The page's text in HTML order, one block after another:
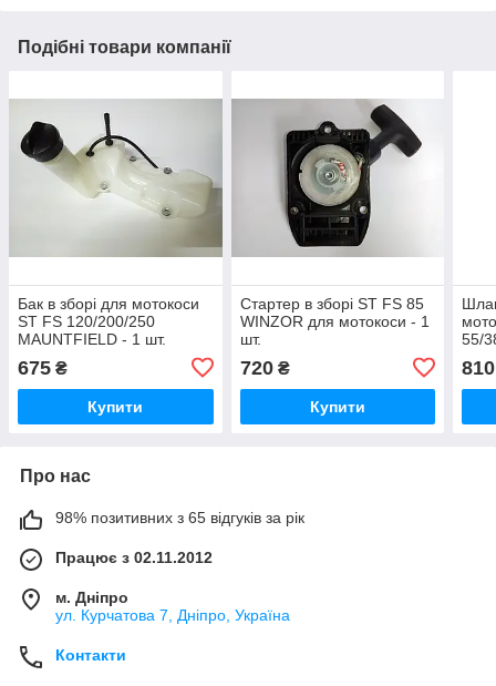
Подібні товари компанії
Бак в зборі для мотокоси
ST FS 120/200/250
MAUNTFIELD - 1 шт.
675 ₴
Купити
Стартер в зборі ST FS 85
WINZOR для мотокоси - 1
шт.
720₴
Купити
55/
810
Про нас
98% позитивних з 65 відгуків за рік
Працює з 02.11.2012
м. Дніпро
ул. Курчатова 7, Дніпро, Україна
Контакти